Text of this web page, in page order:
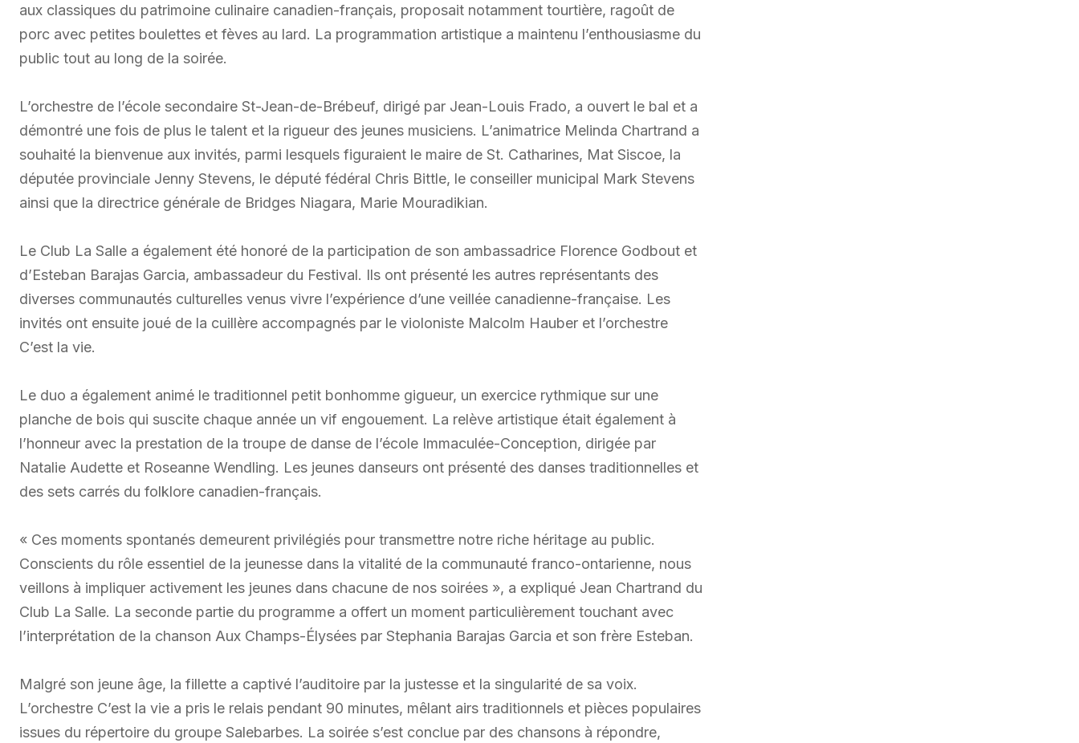
aux classiques du patrimoine culinaire canadien-français, proposait notamment tourtière, ragoût de
porc avec petites boulettes et fèves au lard. La programmation artistique a maintenu l’enthousiasme du
public tout au long de la soirée.
L’orchestre de l’école secondaire St-Jean-de-Brébeuf, dirigé par Jean-Louis Frado, a ouvert le bal et a
démontré une fois de plus le talent et la rigueur des jeunes musiciens. L’animatrice Melinda Chartrand a
souhaité la bienvenue aux invités, parmi lesquels figuraient le maire de St. Catharines, Mat Siscoe, la
députée provinciale Jenny Stevens, le député fédéral Chris Bittle, le conseiller municipal Mark Stevens
ainsi que la directrice générale de Bridges Niagara, Marie Mouradikian.
Le Club La Salle a également été honoré de la participation de son ambassadrice Florence Godbout et
d’Esteban Barajas Garcia, ambassadeur du Festival. Ils ont présenté les autres représentants des
diverses communautés culturelles venus vivre l’expérience d’une veillée canadienne-française. Les
invités ont ensuite joué de la cuillère accompagnés par le violoniste Malcolm Hauber et l’orchestre
C’est la vie.
Le duo a également animé le traditionnel petit bonhomme gigueur, un exercice rythmique sur une
planche de bois qui suscite chaque année un vif engouement. La relève artistique était également à
l’honneur avec la prestation de la troupe de danse de l’école Immaculée-Conception, dirigée par
Natalie Audette et Roseanne Wendling. Les jeunes danseurs ont présenté des danses traditionnelles et
des sets carrés du folklore canadien-français.
« Ces moments spontanés demeurent privilégiés pour transmettre notre riche héritage au public.
Conscients du rôle essentiel de la jeunesse dans la vitalité de la communauté franco-ontarienne, nous
veillons à impliquer activement les jeunes dans chacune de nos soirées », a expliqué Jean Chartrand du
Club La Salle. La seconde partie du programme a offert un moment particulièrement touchant avec
l’interprétation de la chanson Aux Champs-Élysées par Stephania Barajas Garcia et son frère Esteban.
Malgré son jeune âge, la fillette a captivé l’auditoire par la justesse et la singularité de sa voix.
L’orchestre C’est la vie a pris le relais pendant 90 minutes, mêlant airs traditionnels et pièces populaires
issues du répertoire du groupe Salebarbes. La soirée s’est conclue par des chansons à répondre,